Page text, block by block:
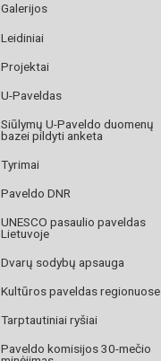
Galerijos
Leidiniai
Projektai
U-Paveldas
Siūlymų U-Paveldo duomenų
bazei pildyti anketa
Tyrimai
Paveldo DNR
UNESCO pasaulio paveldas
Lietuvoje
Dvarų sodybų apsauga
Kultūros paveldas regionuose
Tarptautiniai ryšiai
Paveldo komisijos 30-mečio